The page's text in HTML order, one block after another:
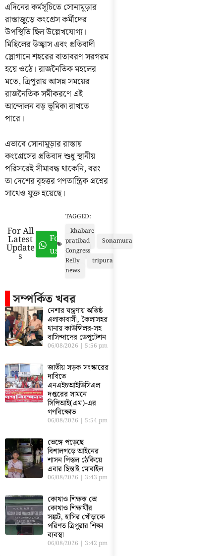
এদিনের কর্মসূচিতে সোনামুড়ার
রাস্তাজুড়ে কংগ্রেস কর্মীদের
উপস্থিতি ছিল উল্লেখযোগ্য।
মিছিলের উচ্ছ্বাস এবং প্রতিবাদী
স্লোগানে শহরের বাতাবরণ সরগরম
হয়ে ওঠে। রাজনৈতিক মহলের
মতে, ত্রিপুরায় আসন্ন সময়ের
রাজনৈতিক সমীকরণে এই
আন্দোলন বড় ভূমিকা রাখতে
পারে।
এভাবে সোনামুড়ার রাস্তায়
কংগ্রেসের প্রতিবাদ শুধু স্থানীয়
পরিসরেই সীমাবদ্ধ থাকেনি, বরং
তা দেশের বৃহত্তর গণতান্ত্রিক প্রশ্নের
সাথেও যুক্ত হয়েছে।
For All
Latest
Update
s
Follow
us
TAGGED:
khabare
pratibad
Sonamura
Congress
Relly
tripura
news
সম্পর্কিত খবর
নেশার যন্ত্রণায় অতিষ্ঠ
এলাকাবাসী, কৈলাসহর
থানায় কাউন্সিলর-সহ
বাসিন্দাদের ডেপুটেশন
06/08/2026 5:56 pm
জাতীয় সড়ক সংস্কারের
দাবিতে
এনএইচআইডিসিএল
দপ্তরের সামনে
সিপিআই(এম)-এর
গণবিক্ষোভ
06/08/2026 5:54 pm
ভেঙ্গে পড়েছে
বিশালগড়ে আইনের
শাসন পিস্তল ঠেকিয়ে
এবার ছিন্তাই মোবাইল
06/08/2026 3:43 pm
কোথাও শিক্ষক তো
কোথাও শিক্ষার্থীর
সঙ্কট, হাসির খোঁড়াকে
পরিণত ত্রিপুরার শিক্ষা
ব্যবস্থা
06/08/2026 3:42 pm